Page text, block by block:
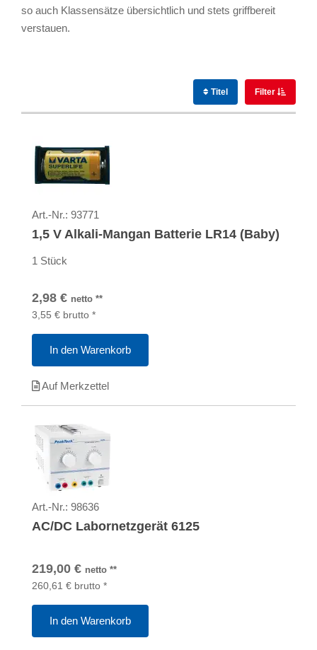
so auch Klassensätze übersichtlich und stets griffbereit
verstauen.
Titel Filter
Art.-Nr.: 93771
1,5 V Alkali-Mangan Batterie LR14 (Baby)
1 Stück
2,98 € netto **
3,55 € brutto *
In den Warenkorb
Auf Merkzettel
Art.-Nr.: 98636
AC/DC Labornetzgerät 6125
219,00 € netto **
260,61 € brutto *
In den Warenkorb